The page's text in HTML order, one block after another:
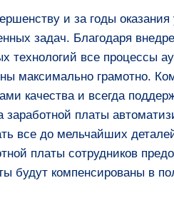
и за годы
задач. Благодаря
технологий все процессы
максимально грамотно.
качества и всегда
платы
все до мельчайших
платы сотрудников
будут компенсированы в